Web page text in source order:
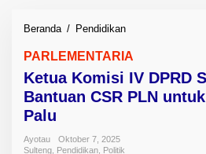
Beranda / Pendidikan
t
u
a
PARLEMENTARIA
Ketua Komisi IV DPRD
Bantuan CSR PLN
Palu
Ayotau
Oktober 7, 2025
Sulteng Pendidikan Politik